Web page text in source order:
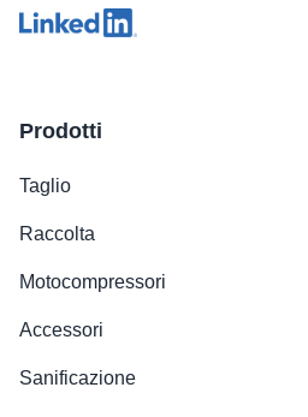
Prodotti
Taglio
Raccolta
Motocompressori
Accessori
Sanificazione